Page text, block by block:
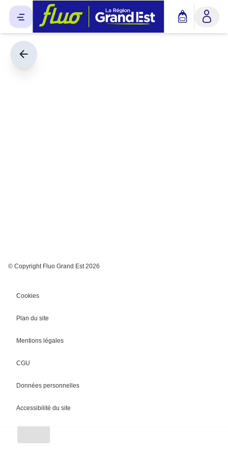
Chargement
© Copyright Fluo Grand Est 2026
Cookies
Plan du site
Mentions légales
CGU
Données personnelles
Accessibilité du site